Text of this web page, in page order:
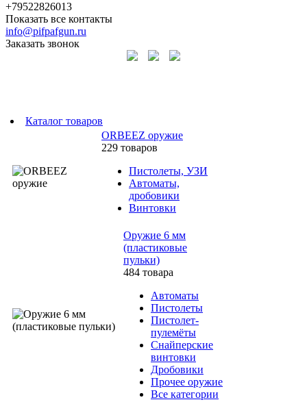
+79522826013
Показать все контакты
info@pifpafgun.ru
Заказать звонок
Каталог товаров
ORBEEZ оружие
229 товаров
Пистолеты, УЗИ
Автоматы,
дробовики
Винтовки
Оружие 6 мм
(пластиковые
пульки)
484 товара
Автоматы
Пистолеты
Пистолет-
пулемёты
Снайперские
винтовки
Дробовики
Прочее оружие
Все категории